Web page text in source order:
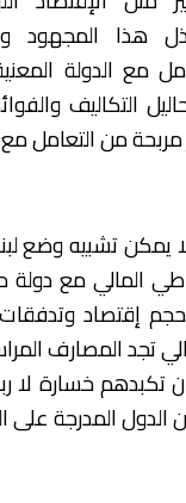
هذا
مع الدولة
يمكن تشبيه وضع
المالي مع دولة
إقتصاد وتدفقات
تجد المصارف
تكبدهم خسارة لا
المدرجة على